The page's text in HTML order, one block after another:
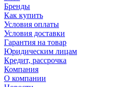
Бренды
Как купить
Условия оплаты
Условия доставки
Гарантия на товар
Юридическим лицам
Кредит, рассрочка
Компания
О компании